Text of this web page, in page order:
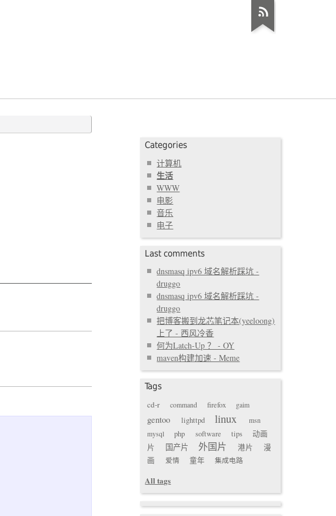
Categories
计算机
生活
WWW
电影
音乐
电子
Last comments
dnsmasq ipv6 域名解析踩坑 -
druggo
dnsmasq ipv6 域名解析踩坑 -
druggo
把博客搬到龙芯笔记本(yeeloong)
上了 - 西风冷香
何为Latch-Up ？ - OY
maven构建加速 - Meme
Tags
cd-r
command firefox gaim
gentoo lighttpd linux
msn
mysql
php software tips
动画
片
国产片 外国片 港片
漫
画
爱情 童年 集成电路
All tags